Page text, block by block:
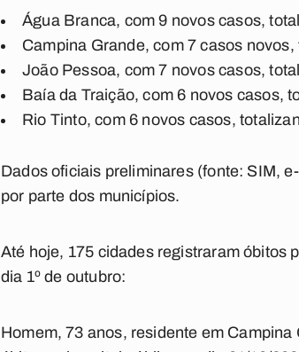
Água Branca, com 9 novos casos,
Campina Grande, com 7 casos
João Pessoa, com 7 novos casos,
Baía da Traição, com 6 novos casos,
Rio Tinto, com 6 novos casos,
Dados oficiais preliminares (fonte: SIM,
por parte dos municípios.
Até hoje, 175 cidades registraram óbitos
dia 1º de outubro:
Homem, 73 anos, residente em